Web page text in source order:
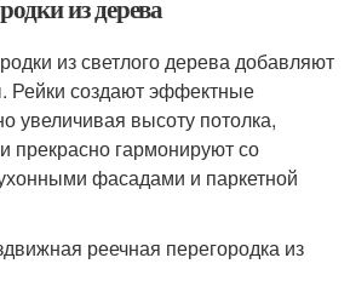
из дерева
из светлого дерева добавляют
Рейки создают эффектные
увеличивая высоту потолка,
прекрасно гармонируют со
фасадами и паркетной
реечная перегородка из